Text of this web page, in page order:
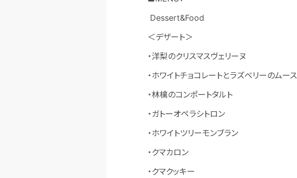
Dessert&Food
＜デザート＞
・洋梨のクリスマスヴェリーヌ
・ホワイトチョコレートとラズベリーのムース
・林檎のコンポートタルト
・ガトーオペラシトロン
・ホワイトツリーモンブラン
・クマカロン
・クマクッキー